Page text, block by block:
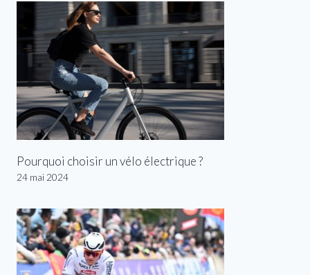
Pourquoi choisir un vélo électrique ?
24 mai 2024